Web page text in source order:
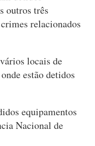
outros três
relacionados
locais de
estão detidos
equipamentos
Nacional de